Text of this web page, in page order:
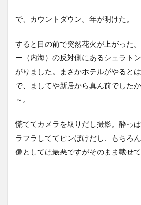
で、カウントダウン。年が明けた。
すると目の前で突然花火が上がった
ー（内海）の反対側にあるシェラト
がりました。まさかホテルがやると
で、ましてや新居から真ん前でした
～。
慌ててカメラを取りだし撮影。酔っ
ラフラしててピンぼけだし、もちろ
像としては最悪ですがそのまま載せて